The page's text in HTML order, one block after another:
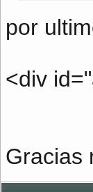
echo
?>
echo
por
<div
Gracias